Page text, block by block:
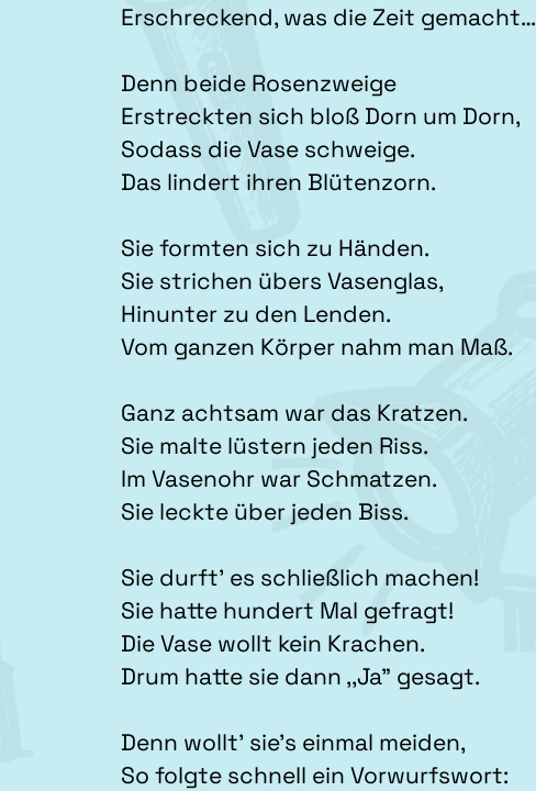
Erschreckend, was die Zeit gemacht…
Denn beide Rosenzweige
Erstreckten sich bloß Dorn um Dorn,
Sodass die Vase schweige.
Das lindert ihren Blütenzorn.
Sie formten sich zu Händen.
Sie strichen übers Vasenglas,
Hinunter zu den Lenden.
Vom ganzen Körper nahm man Maß.
Ganz achtsam war das Kratzen.
Sie malte lüstern jeden Riss.
Im Vasenohr war Schmatzen.
Sie leckte über jeden Biss.
Sie durft’ es schließlich machen!
Sie hatte hundert Mal gefragt!
Die Vase wollt kein Krachen.
Drum hatte sie dann ,,Ja” gesagt.
Denn wollt’ sie’s einmal meiden,
So folgte schnell ein Vorwurfswort: